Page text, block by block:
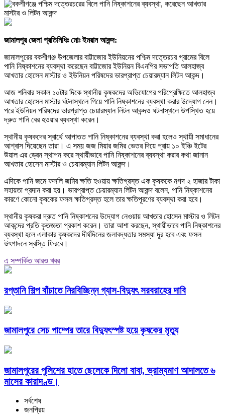
জামালপুর জেলা প্রতিনিধিঃ মোঃ ইমরান আকন্দ:
জামালপুরের বকশীগঞ্জ উপজেলার বাট্টাজোর ইউনিয়নের পশ্চিম দত্তেরচর গ্রামের বিলে
পানি নিষ্কাশনের ব্যবস্থা করেছেন বাট্টাজোর ইউনিয়ন বিএনপির সভাপতি আলহাজ্ব
আখতার হোসেন মাস্টার ও ইউনিয়ন পরিষদের ভারপ্রাপ্ত চেয়ারম্যান লিটন আকন্দ।
আজ শনিবার সকাল ১০টার দিকে স্থানীয় কৃষকদের অভিযোগের পরিপ্রেক্ষিতে আলহাজ্ব
আখতার হোসেন মাস্টার ঘটনাস্থলে গিয়ে পানি নিষ্কাশনের ব্যবস্থা করার উদ্যোগ নেন।
পরে ইউনিয়ন পরিষদের ভারপ্রাপ্ত চেয়ারম্যান লিটন আকন্দও ঘটনাস্থলে উপস্থিত হয়ে
দ্রুত পানি বের হওয়ার ব্যবস্থা করেন।
স্থানীয় কৃষকদের স্বার্থে আপাতত পানি নিষ্কাশনের ব্যবস্থা করা হলেও স্থায়ী সমাধানের
আশ্বাস দিয়েছেন তারা। এ সময় জজ মিয়ার জমির ভেতর দিয়ে প্রায় ১০ ইঞ্চি ইটের
উয়াল এর ড্রেন স্থাপন করে স্থায়ীভাবে পানি নিষ্কাশনের ব্যবস্থা করার কথা জানান
আখতার হোসেন মাস্টার ও চেয়ারম্যান লিটন আকন্দ।
এদিকে পানি জমে ফসলি জমির ক্ষতি হওয়ায় ক্ষতিগ্রস্ত এক কৃষককে নগদ ২ হাজার টাকা
সহায়তা প্রদান করা হয়। ভারপ্রাপ্ত চেয়ারম্যান লিটন আকন্দ বলেন, পানি নিষ্কাশনের
কারণে কোনো কৃষকের ফসল ক্ষতিগ্রস্ত হলে তার ক্ষতিপূরণের ব্যবস্থা করা হবে।
স্থানীয় কৃষকরা দ্রুত পানি নিষ্কাশনের উদ্যোগ নেওয়ায় আখতার হোসেন মাস্টার ও লিটন
আকন্দের প্রতি কৃতজ্ঞতা প্রকাশ করেন। তারা আশা করছেন, স্থায়ীভাবে পানি নিষ্কাশনের
ব্যবস্থা হলে এলাকার কৃষকদের দীর্ঘদিনের জলাবদ্ধতার সমস্যা দূর হবে এবং ফসল
উৎপাদনে স্বস্তি ফিরবে।
এ সম্পর্কিত আরও খবর
রপ্তানি শিল্প বাঁচাতে নিরবিচ্ছিন্ন গ্যাস-বিদ্যুৎ সরবরাহের দাবি
জামালপুরে সেচ পাম্পের তারে বিদ্যুৎস্পষ্ট হয়ে কৃষকের মৃত্যু
জামালপুরের পুলিশের হাতে ছেলেকে দিলো বাবা, ভ্রাম্যমাণ আদালতে ৬
মাসের কারাদণ্ড।
সর্বশেষ
জনপ্রিয়